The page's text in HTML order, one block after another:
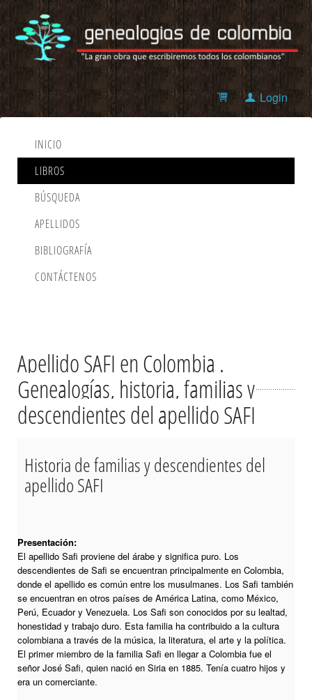
Login
INICIO
LIBROS
BÚSQUEDA
APELLIDOS
BIBLIOGRAFÍA
CONTÁCTENOS
Apellido SAFI en Colombia .
Genealogías, historia, familias y
descendientes del apellido SAFI
Historia de familias y descendientes del
apellido SAFI
Presentación:
El apellido Safi proviene del árabe y significa puro. Los
descendientes de Safi se encuentran principalmente en Colombia,
donde el apellido es común entre los musulmanes. Los Safi también
se encuentran en otros países de América Latina, como México,
Perú, Ecuador y Venezuela. Los Safi son conocidos por su lealtad,
honestidad y trabajo duro. Esta familia ha contribuido a la cultura
colombiana a través de la música, la literatura, el arte y la política.
El primer miembro de la familia Safi en llegar a Colombia fue el
señor José Safi, quien nació en Siria en 1885. Tenía cuatro hijos y
era un comerciante.